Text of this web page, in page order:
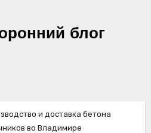
блог
и доставка бетона
во Владимире